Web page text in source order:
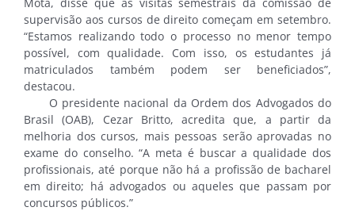
supervisão aos cursos de direito começam em setembro.
“Estamos realizando todo o processo no menor tempo
possível, com qualidade. Com isso, os estudantes já
matriculados também podem ser beneficiados”,
destacou.
O presidente nacional da Ordem dos Advogados do
Brasil (OAB), Cezar Britto, acredita que, a partir da
melhoria dos cursos, mais pessoas serão aprovadas no
exame do conselho. “A meta é buscar a qualidade dos
profissionais, até porque não há a profissão de bacharel
em direito; há advogados ou aqueles que passam por
concursos públicos.”